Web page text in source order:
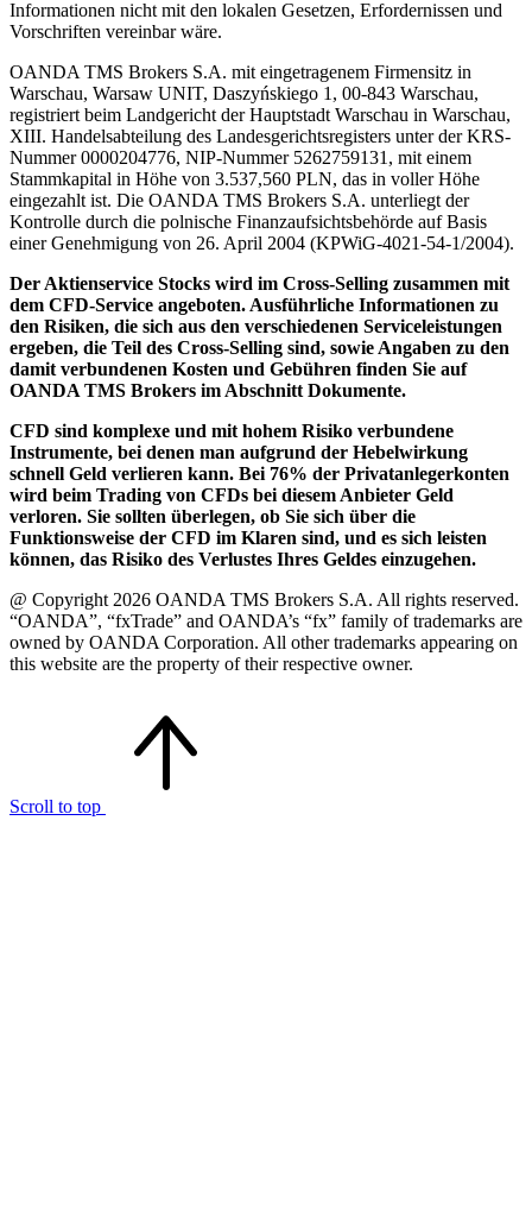
Informationen nicht mit den lokalen Gesetzen, Erfordernissen und
Vorschriften vereinbar wäre.
OANDA TMS Brokers S.A. mit eingetragenem Firmensitz in
Warschau, Warsaw UNIT, Daszyńskiego 1, 00-843 Warschau,
registriert beim Landgericht der Hauptstadt Warschau in Warschau,
XIII. Handelsabteilung des Landesgerichtsregisters unter der KRS-
Nummer 0000204776, NIP-Nummer 5262759131, mit einem
Stammkapital in Höhe von 3.537,560 PLN, das in voller Höhe
eingezahlt ist. Die OANDA TMS Brokers S.A. unterliegt der
Kontrolle durch die polnische Finanzaufsichtsbehörde auf Basis
einer Genehmigung von 26. April 2004 (KPWiG-4021-54-1/2004).
Der Aktienservice Stocks wird im Cross-Selling zusammen mit
dem CFD-Service angeboten. Ausführliche Informationen zu
den Risiken, die sich aus den verschiedenen Serviceleistungen
ergeben, die Teil des Cross-Selling sind, sowie Angaben zu den
damit verbundenen Kosten und Gebühren finden Sie auf
OANDA TMS Brokers im Abschnitt Dokumente.
CFD sind komplexe und mit hohem Risiko verbundene
Instrumente, bei denen man aufgrund der Hebelwirkung
schnell Geld verlieren kann. Bei 76% der Privatanlegerkonten
wird beim Trading von CFDs bei diesem Anbieter Geld
verloren. Sie sollten überlegen, ob Sie sich über die
Funktionsweise der CFD im Klaren sind, und es sich leisten
können, das Risiko des Verlustes Ihres Geldes einzugehen.
@ Copyright 2026 OANDA TMS Brokers S.A. All rights reserved.
“OANDA”, “fxTrade” and OANDA’s “fx” family of trademarks are
owned by OANDA Corporation. All other trademarks appearing on
this website are the property of their respective owner.
Scroll to top